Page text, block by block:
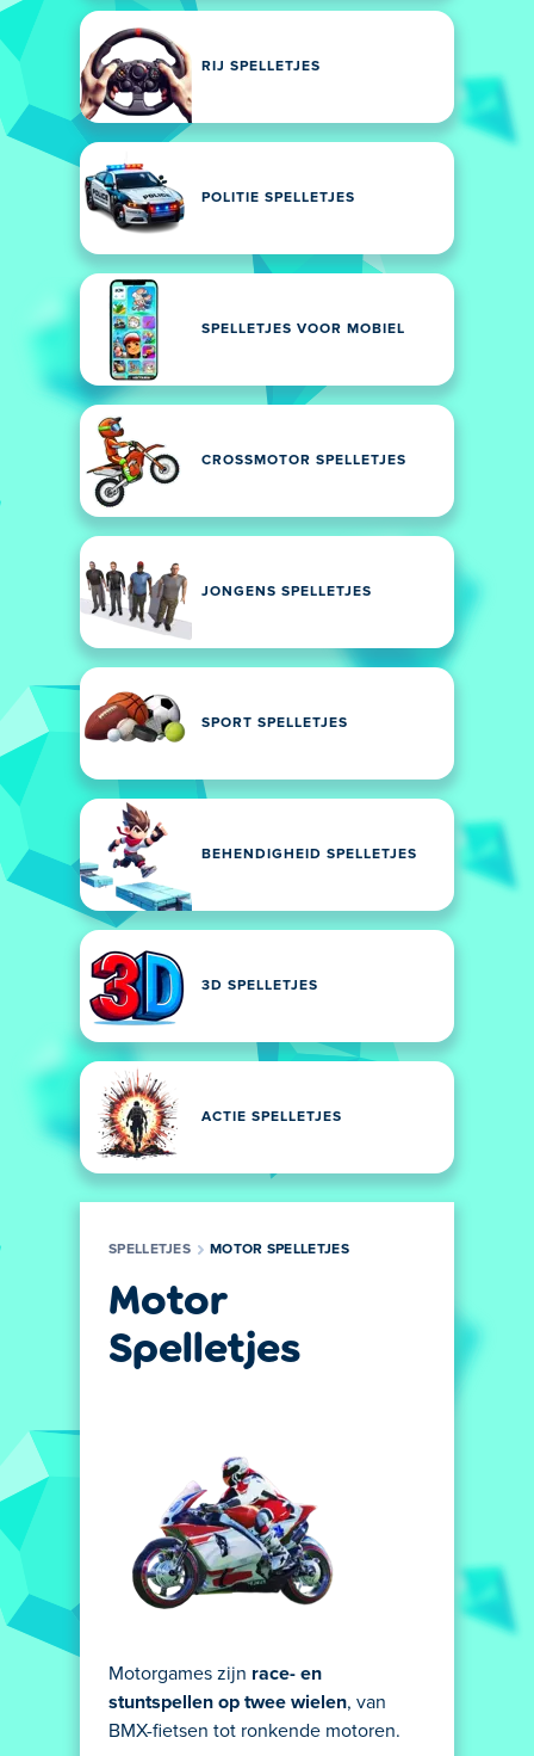
RIJ SPELLETJES
POLITIE SPELLETJES
SPELLETJES VOOR MOBIEL
CROSSMOTOR SPELLETJES
JONGENS SPELLETJES
SPORT SPELLETJES
BEHENDIGHEID SPELLETJES
3D SPELLETJES
ACTIE SPELLETJES
SPELLETJES MOTOR SPELLETJES
Motor
Spelletjes
Motorgames zijn race- en
stuntspellen op twee wielen, van
BMX-fietsen tot ronkende motoren.